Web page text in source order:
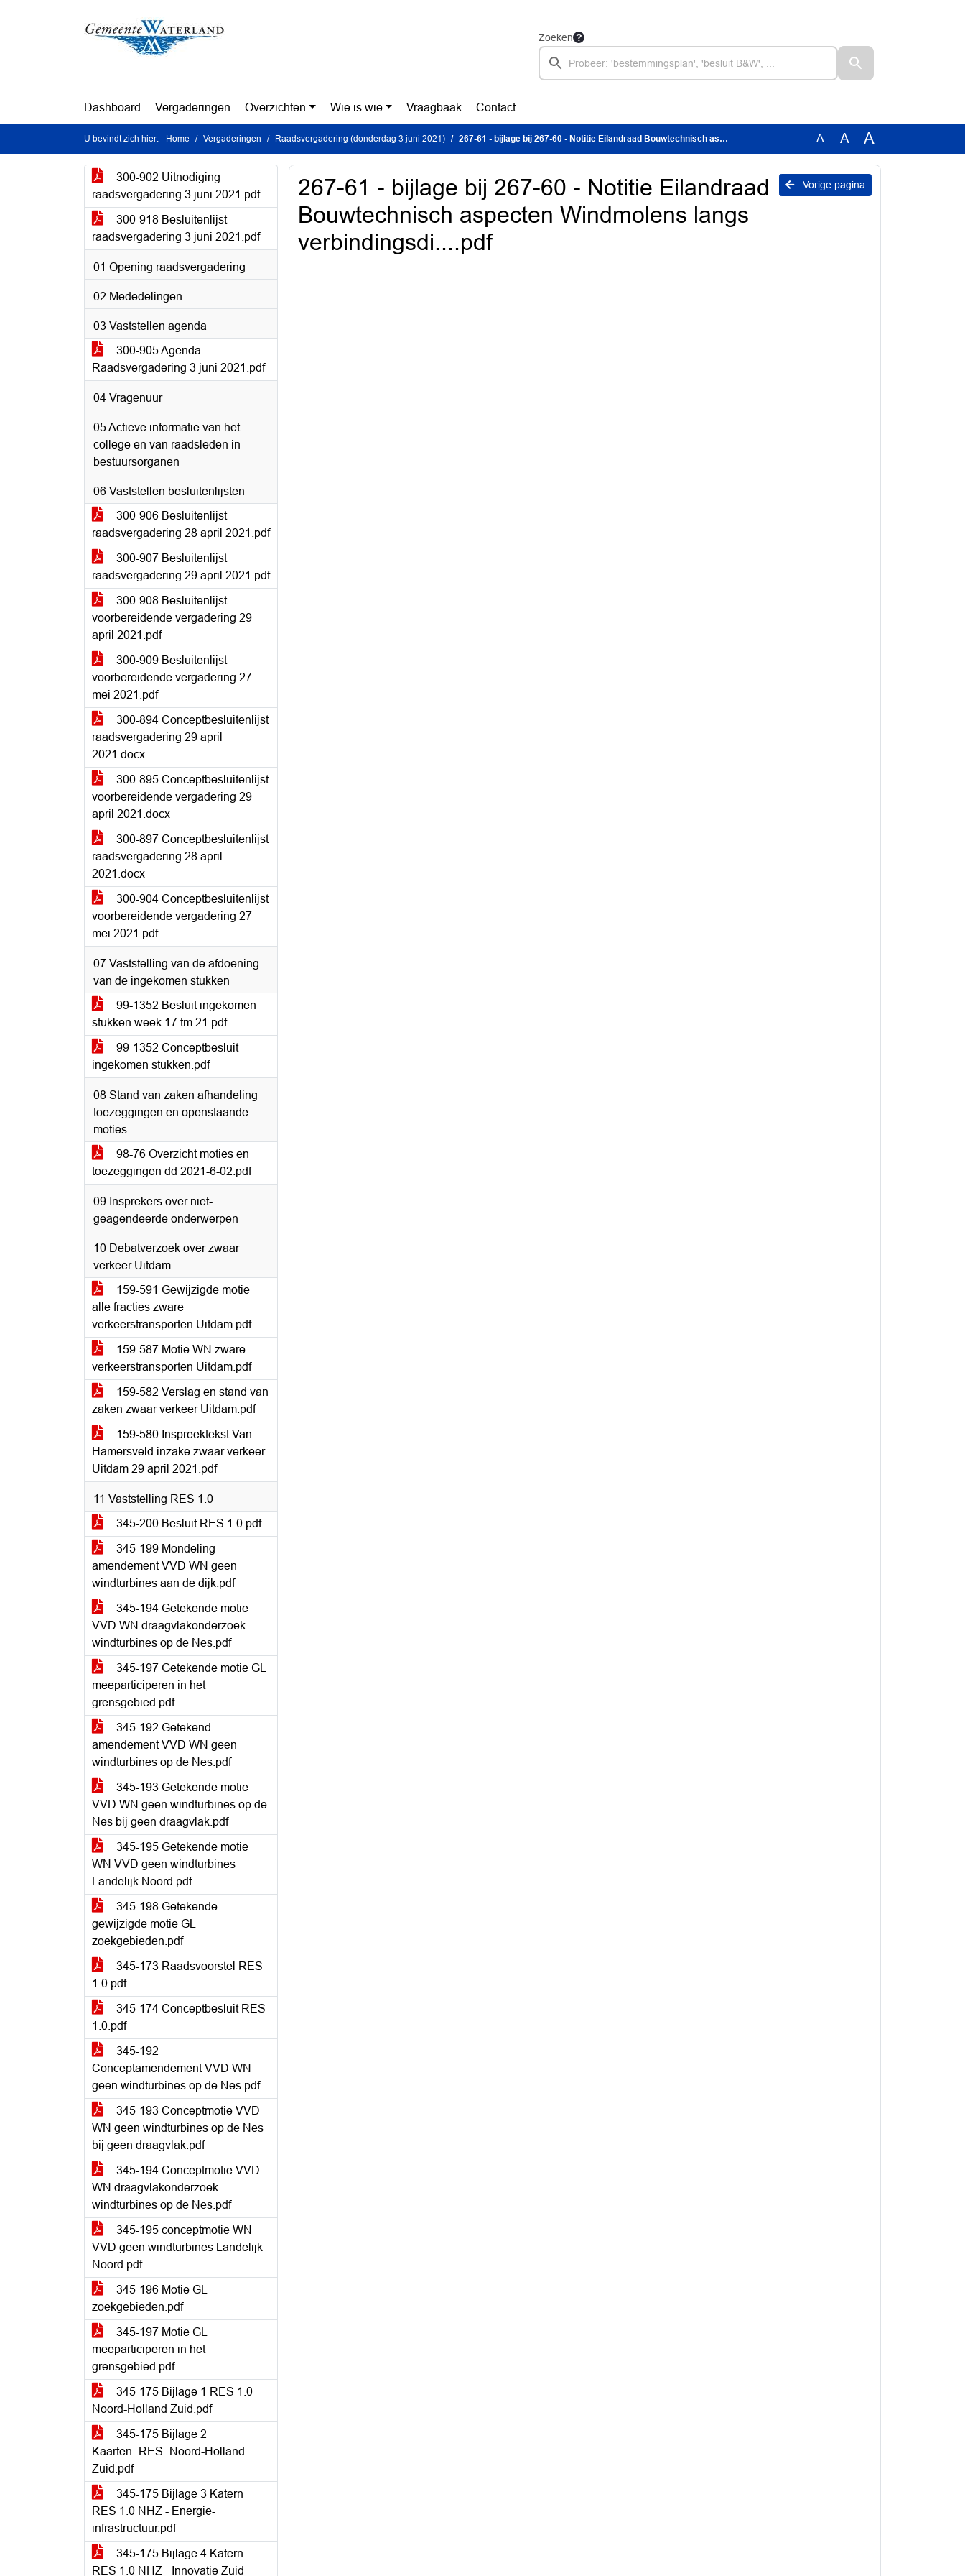
Ga naar de inhoud van deze pagina
Zoeken
Dashboard Vergaderingen Overzichten Wie is wie Vraagbaak Contact
U bevindt zich hier: Home Vergaderingen Raadsvergadering (donderdag 3 juni 2021) 267-61 - bijlage bij 267-60 - Notitie Eilandraad Bouwtechnisch aspecten Windmolens langs verbindingsdi....pdf A A A
300-902 Uitnodiging
raadsvergadering 3 juni 2021.pdf
300-918 Besluitenlijst
raadsvergadering 3 juni 2021.pdf
01 Opening raadsvergadering
02 Mededelingen
03 Vaststellen agenda
300-905 Agenda
Raadsvergadering 3 juni 2021.pdf
04 Vragenuur
05 Actieve informatie van het
college en van raadsleden in
bestuursorganen
06 Vaststellen besluitenlijsten
300-906 Besluitenlijst
raadsvergadering 28 april 2021.pdf
300-907 Besluitenlijst
raadsvergadering 29 april 2021.pdf
300-908 Besluitenlijst
voorbereidende vergadering 29
april 2021.pdf
300-909 Besluitenlijst
voorbereidende vergadering 27
mei 2021.pdf
300-894 Conceptbesluitenlijst
raadsvergadering 29 april
2021.docx
300-895 Conceptbesluitenlijst
voorbereidende vergadering 29
april 2021.docx
300-897 Conceptbesluitenlijst
raadsvergadering 28 april
2021.docx
300-904 Conceptbesluitenlijst
voorbereidende vergadering 27
mei 2021.pdf
07 Vaststelling van de afdoening
van de ingekomen stukken
99-1352 Besluit ingekomen
stukken week 17 tm 21.pdf
99-1352 Conceptbesluit
ingekomen stukken.pdf
08 Stand van zaken afhandeling
toezeggingen en openstaande
moties
98-76 Overzicht moties en
toezeggingen dd 2021-6-02.pdf
09 Insprekers over niet-
geagendeerde onderwerpen
10 Debatverzoek over zwaar
verkeer Uitdam
159-591 Gewijzigde motie
alle fracties zware
verkeerstransporten Uitdam.pdf
159-587 Motie WN zware
verkeerstransporten Uitdam.pdf
159-582 Verslag en stand van
zaken zwaar verkeer Uitdam.pdf
159-580 Inspreektekst Van
Hamersveld inzake zwaar verkeer
Uitdam 29 april 2021.pdf
11 Vaststelling RES 1.0
345-200 Besluit RES 1.0.pdf
345-199 Mondeling
amendement VVD WN geen
windturbines aan de dijk.pdf
345-194 Getekende motie
VVD WN draagvlakonderzoek
windturbines op de Nes.pdf
345-197 Getekende motie GL
meeparticiperen in het
grensgebied.pdf
345-192 Getekend
amendement VVD WN geen
windturbines op de Nes.pdf
345-193 Getekende motie
VVD WN geen windturbines op de
Nes bij geen draagvlak.pdf
345-195 Getekende motie
WN VVD geen windturbines
Landelijk Noord.pdf
345-198 Getekende
gewijzigde motie GL
zoekgebieden.pdf
345-173 Raadsvoorstel RES
1.0.pdf
345-174 Conceptbesluit RES
1.0.pdf
345-192
Conceptamendement VVD WN
geen windturbines op de Nes.pdf
345-193 Conceptmotie VVD
WN geen windturbines op de Nes
bij geen draagvlak.pdf
345-194 Conceptmotie VVD
WN draagvlakonderzoek
windturbines op de Nes.pdf
345-195 conceptmotie WN
VVD geen windturbines Landelijk
Noord.pdf
345-196 Motie GL
zoekgebieden.pdf
345-197 Motie GL
meeparticiperen in het
grensgebied.pdf
345-175 Bijlage 1 RES 1.0
Noord-Holland Zuid.pdf
345-175 Bijlage 2
Kaarten_RES_Noord-Holland
Zuid.pdf
345-175 Bijlage 3 Katern
RES 1.0 NHZ - Energie-
infrastructuur.pdf
345-175 Bijlage 4 Katern
RES 1.0 NHZ - Innovatie Zuid
Vorige pagina
267-61 - bijlage bij 267-60 - Notitie Eilandraad
Bouwtechnisch aspecten Windmolens langs
verbindingsdi....pdf